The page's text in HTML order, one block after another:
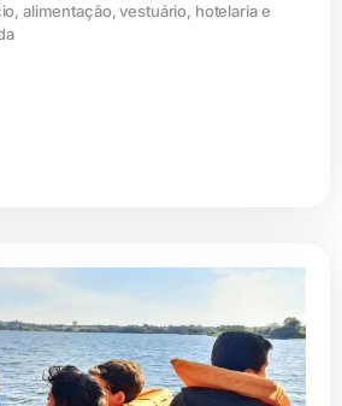
alimentação, vestuário, hotelaria e